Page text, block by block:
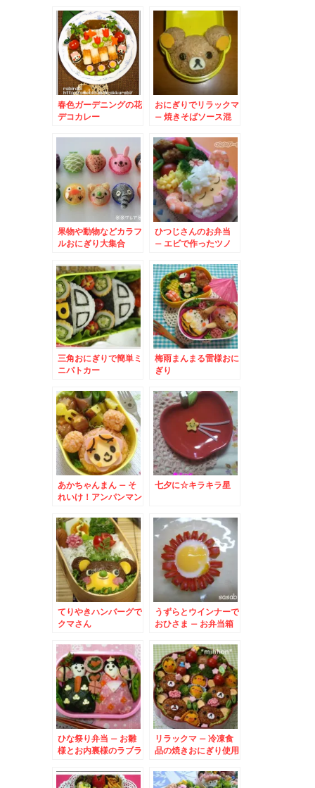
ターキャラ☆
春色ガーデニングの花
デコカレー
おにぎりでリラックマ
– 焼きそばソース混
果物や動物などカラフ
ルおにぎり大集合
ひつじさんのお弁当
– エビで作ったツノ
三角おにぎりで簡単ミ
ニパトカー
梅雨まんまる雷様おに
ぎり
あかちゃんまん – そ
れいけ！アンパンマン
七夕に☆キラキラ星
てりやきハンバーグで
クマさん
うずらとウインナーで
おひさま – お弁当箱
が！！
ひな祭り弁当 – お雛
様とお内裏様のラブラ
リラックマ – 冷凍食
品の焼きおにぎり使用